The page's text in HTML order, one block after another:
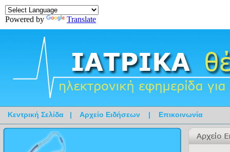
Powered by Translate
Κεντρική Σελίδα | Αρχείο Ειδήσεων | Επικοινωνία